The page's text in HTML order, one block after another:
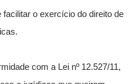
o exercício do direito de
com a Lei nº 12.527/11,